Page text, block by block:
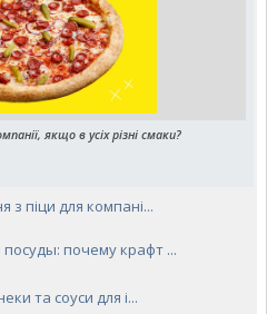
якщо в усіх різні смаки?
з піци для компані...
почему крафт ...
та соуси для і...